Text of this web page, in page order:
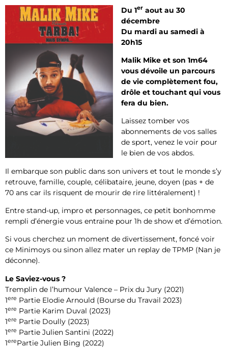
Du 1er aout au 30
décembre
Du mardi au samedi à
20h15
Malik Mike et son 1m64
vous dévoile un parcours
de vie complètement fou,
drôle et touchant qui vous
fera du bien.
Laissez tomber vos
abonnements de vos salles
de sport, venez le voir pour
le bien de vos abdos.
Il embarque son public dans son univers et tout le monde s’y
retrouve, famille, couple, célibataire, jeune, doyen (pas + de
70 ans car ils risquent de mourir de rire littéralement) !
Entre stand-up, impro et personnages, ce petit bonhomme
rempli d’énergie vous entraine pour 1h de show et d’émotion.
Si vous cherchez un moment de divertissement, foncé voir
ce Minimoys ou sinon allez mater un replay de TPMP (Nan je
déconne).
Le Saviez-vous ?
Tremplin de l’humour Valence – Prix du Jury (2021)
1ere Partie Elodie Arnould (Bourse du Travail 2023)
1ere Partie Karim Duval (2023)
1ere Partie Doully (2023)
1ere Partie Julien Santini (2022)
1erePartie Julien Bing (2022)